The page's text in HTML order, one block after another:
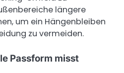
längere
um ein Hängenbleiben
zu vermeiden.
Passform misst